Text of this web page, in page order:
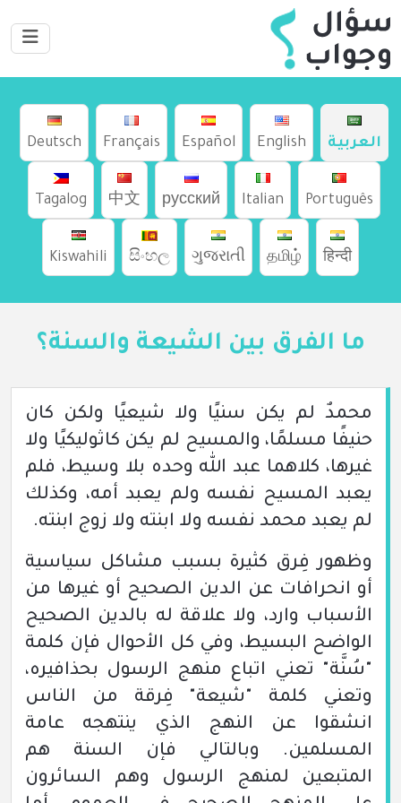
العربية English
Español
Français
Deutsch
Português
Italian
русский
中文
Tagalog
हिन्दी
தமிழ்
ગુજરાતી
සිංහල
Kiswahili
ما الفرق بين الشيعة والسنة؟
محمدٌ لم يكن سنيًا ولا شيعيًا ولكن كان
حنيفًا مسلمًا، والمسيح لم يكن كاثوليكيًا ولا
غيرها، كلاهما عبد الله وحده بلا وسيط، فلم
يعبد المسيح نفسه ولم يعبد أمه، وكذلك
لم يعبد محمد نفسه ولا ابنته ولا زوج ابنته.
وظهور فِرق كثيرة بسبب مشاكل سياسية
أو انحرافات عن الدين الصحيح أو غيرها من
الأسباب وارد، ولا علاقة له بالدين الصحيح
الواضح البسيط، وفي كل الأحوال فإن كلمة
"سُنَّة" تعني اتباع منهج الرسول بحذافيره،
وتعني كلمة "شيعة" فِرقة من الناس
انشقوا عن النهج الذي ينتهجه عامة
المسلمين. وبالتالي فإن السنة هم
المتبعين لمنهج الرسول وهم السائرون